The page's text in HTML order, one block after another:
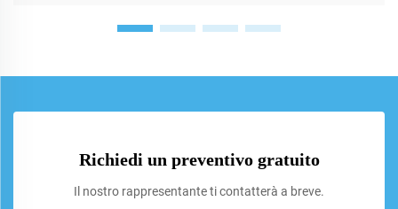
Richiedi un preventivo gratuito
Il nostro rappresentante ti contatterà a breve.